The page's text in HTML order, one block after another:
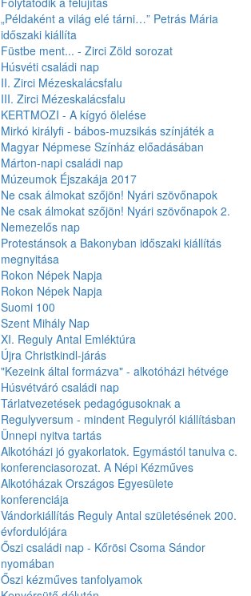
„Példaként a világ elé tárni…” Petrás Mária
időszaki kiállíta
Füstbe ment... - Zirci Zöld sorozat
Húsvéti családi nap
II. Zirci Mézeskalácsfalu
III. Zirci Mézeskalácsfalu
KERTMOZI - A kígyó ölelése
Mirkó királyfi - bábos-muzsikás színjáték a
Magyar Népmese Színház előadásában
Márton-napi családi nap
Múzeumok Éjszakája 2017
Ne csak álmokat szőjön! Nyári szövőnapok
Ne csak álmokat szőjön! Nyári szövőnapok 2.
Nemezelős nap
Protestánsok a Bakonyban időszaki kiállítás
megnyitása
Rokon Népek Napja
Rokon Népek Napja
Suomi 100
Szent Mihály Nap
XI. Reguly Antal Emléktúra
Újra Christkindl-járás
"Kezeink által formázva" - alkotóházi hétvége
Húsvétváró családi nap
Tárlatvezetések pedagógusoknak a
Regulyversum - mindent Regulyról kiállításban
Ünnepi nyitva tartás
Alkotóházi jó gyakorlatok. Egymástól tanulva c.
konferenciasorozat. A Népi Kézműves
Alkotóházak Országos Egyesülete
konferenciája
Vándorkiállítás Reguly Antal születésének 200.
évfordulójára
Őszi családi nap - Kőrösi Csoma Sándor
nyomában
Őszi kézműves tanfolyamok